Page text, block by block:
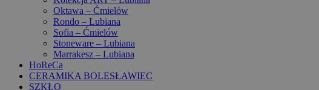
Oktawa – Ćmielów
Rondo – Lubiana
Sofia – Ćmielów
Stoneware – Lubiana
Marrakesz – Lubiana
HoReCa
CERAMIKA BOLESŁAWIEC
SZKŁO